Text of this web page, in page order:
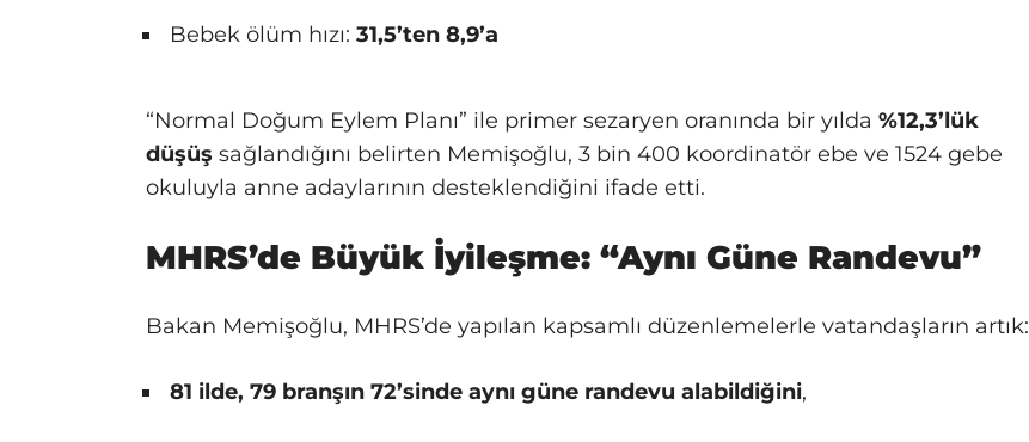
Bebek ölüm hızı: 31,5’ten 8,9’a
“Normal Doğum Eylem Planı” ile primer sezaryen oranında bir yılda %12,3’lük
düşüş sağlandığını belirten Memişoğlu, 3 bin 400 koordinatör ebe ve 1524 gebe
okuluyla anne adaylarının desteklendiğini ifade etti.
MHRS’de Büyük İyileşme: “Aynı Güne Randevu”
Bakan Memişoğlu, MHRS’de yapılan kapsamlı düzenlemelerle vatandaşların artık:
81 ilde, 79 branşın 72’sinde aynı güne randevu alabildiğini,